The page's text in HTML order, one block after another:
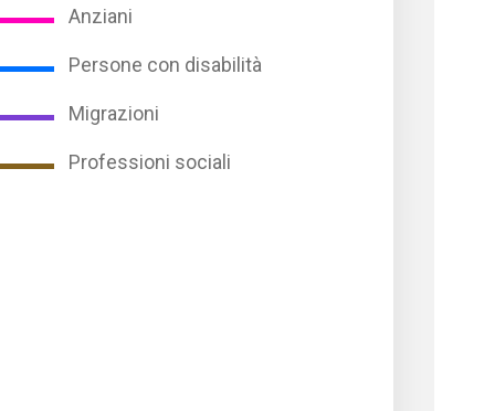
Anziani
Persone con disabilità
Migrazioni
Professioni sociali